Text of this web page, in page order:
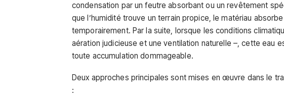
condensation par un feutre absorbant ou un revêtement
que l’humidité trouve un terrain propice, le matériau
temporairement. Par la suite, lorsque les conditions
aération judicieuse et une ventilation naturelle –, cette eau
toute accumulation dommageable.
Deux approches principales sont mises en œuvre dans le
: